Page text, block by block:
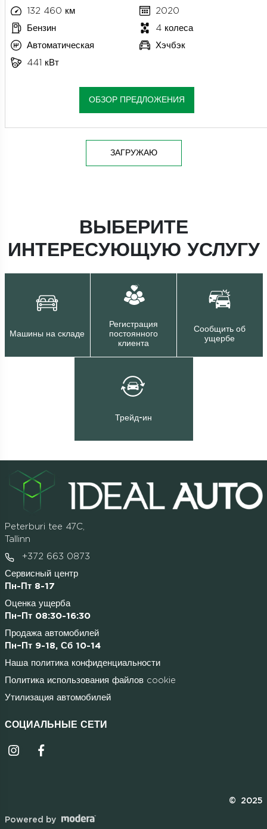
132 460 км
2020
Бензин
4 колеса
Автоматическая
Хэчбэк
441 кВт
ОБЗОР ПРЕДЛОЖЕНИЯ
ЗАГРУЖАЮ
ВЫБЕРИТЕ
ИНТЕРЕСУЮЩУЮ УСЛУГУ
Машины на складе
Регистрация
постоянного
клиента
Сообщить об
ущербе
Трейд-ин
Peterburi tee 47C,
Tallinn
+372 663 0873
Сервисный центр
Пн-Пт 8-17
Оценка ущерба
Пн–Пт 08:30-16:30
Продажа автомобилей
Пн–Пт 9-18, Сб 10-14
Наша политика конфиденциальности
Политика использования файлов cookie
Утилизация автомобилей
СОЦИАЛЬНЫЕ СЕТИ
Instagrammi ikoon
© 2025
Powered by